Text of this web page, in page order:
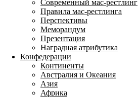
Современный мас-рестлинг
Правила мас-рестлинга
Перспективы
Меморандум
Презентация
Наградная атрибутика
Конфедерации
Континенты
Австралия и Океания
Азия
Африка